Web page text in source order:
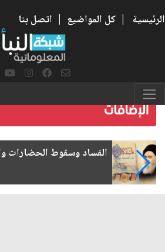
الرئيسية | كل المواضيع | اتصل بنا
رواتب الموظفين على